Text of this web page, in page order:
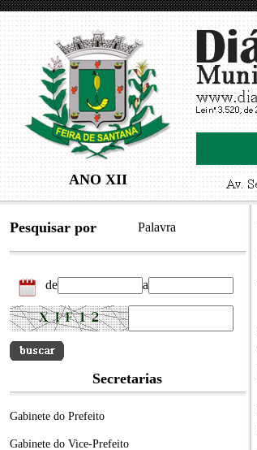
ANO XII
Pesquisar por Palavra
de a
Secretarias
Gabinete do Prefeito
Gabinete do Vice-Prefeito